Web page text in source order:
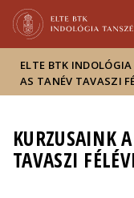
ELTE BTK
AS TANÉV TAVASZI
KURZUSAINK
TAVASZI